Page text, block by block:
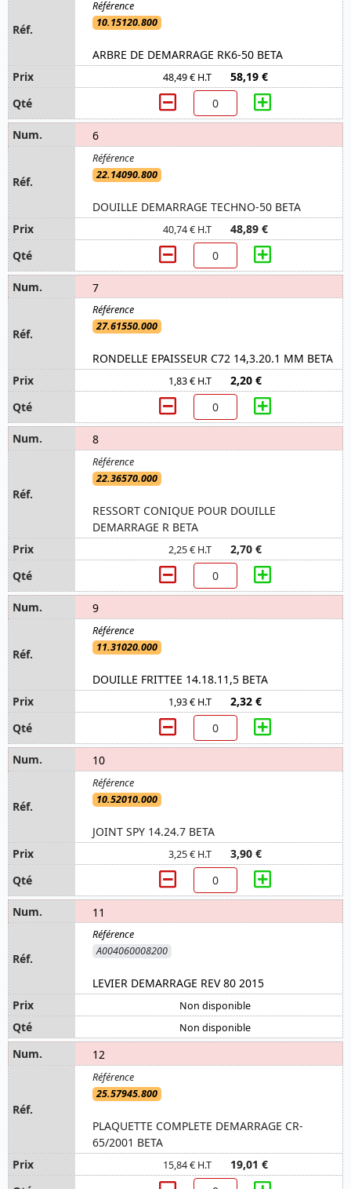
10.15120.800
ARBRE DE DEMARRAGE RK6-50 BETA
48,49 € H.T 58,19 €
6
22.14090.800
DOUILLE DEMARRAGE TECHNO-50 BETA
40,74 € H.T 48,89 €
7
27.61550.000
RONDELLE EPAISSEUR C72 14,3.20.1 MM BETA
1,83 € H.T 2,20 €
8
22.36570.000
RESSORT CONIQUE POUR DOUILLE
DEMARRAGE R BETA
2,25 € H.T 2,70 €
9
11.31020.000
DOUILLE FRITTEE 14.18.11,5 BETA
1,93 € H.T 2,32 €
10
10.52010.000
JOINT SPY 14.24.7 BETA
3,25 € H.T 3,90 €
11
A004060008200
LEVIER DEMARRAGE REV 80 2015
Non disponible
Non disponible
12
25.57945.800
PLAQUETTE COMPLETE DEMARRAGE CR-
65/2001 BETA
15,84 € H.T 19,01 €